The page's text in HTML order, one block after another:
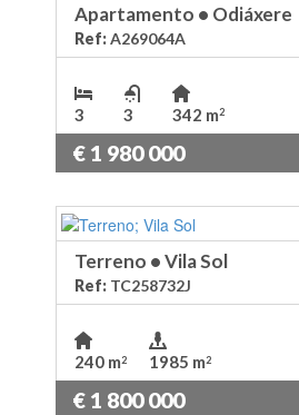
Apartamento • Odiáxere
Ref:A269064A
3 3 342 m2
€ 1 980 000
Terreno •Vila Sol
Ref: TC258732J
240 m2 1985 m2
€ 1 800 000